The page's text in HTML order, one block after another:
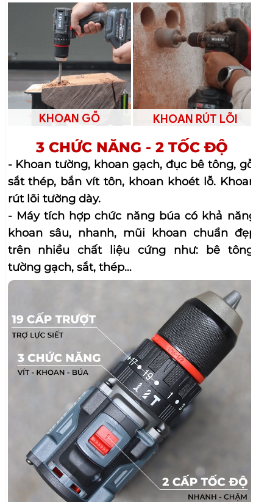
- Khoan tường, khoan gạch, đục bê tông, gỗ,
sắt thép, bắn vít tôn, khoan khoét lỗ. Khoan
rút lõi tường dày.
- Máy tích hợp chức năng búa có khả năng
khoan sâu, nhanh, mũi khoan chuẩn đẹp
trên nhiều chất liệu cứng như: bê tông,
tường gạch, sắt, thép…
3 CHỨC NĂNG - 2 TỐC ĐỘ
KHOAN GỖ KHOAN RÚT LÕI